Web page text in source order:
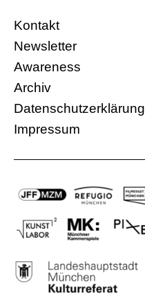
Kontakt
Newsletter
Awareness
Archiv
Datenschutzerklärung
Impressum